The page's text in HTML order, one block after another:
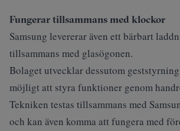
Fungerar tillsammans med klockor
Samsung levererar även ett bärbart
tillsammans med glasögonen.
Bolaget utvecklar dessutom
möjligt att styra funktioner genom
Tekniken testas tillsammans med
och kan även komma att fungera med